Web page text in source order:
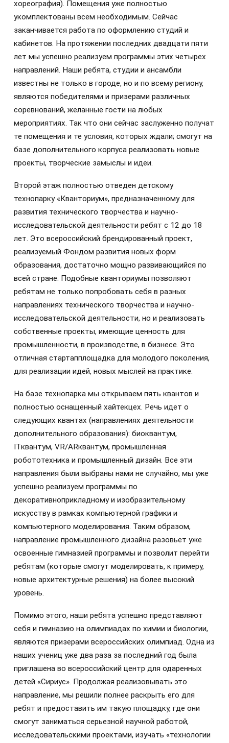
хореография). Помещения уже полностью
укомплектованы всем необходимым. Сейчас
заканчивается работа по оформлению студий и
кабинетов. На протяжении последних двадцати пяти
лет мы успешно реализуем программы этих четырех
направлений. Наши ребята, студии и ансамбли
известны не только в городе, но и по всему региону,
являются победителями и призерами различных
соревнований, желанные гости на любых
мероприятиях. Так что они сейчас заслуженно получат
те помещения и те условия, которых ждали; смогут на
базе дополнительного корпуса реализовать новые
проекты, творческие замыслы и идеи.
Второй этаж полностью отведен детскому
технопарку «Кванториум», предназначенному для
развития технического творчества и научно-
исследовательской деятельности ребят с 12 до 18
лет. Это всероссийский брендированный проект,
реализуемый Фондом развития новых форм
образования, достаточно мощно развивающийся по
всей стране. Подобные кванториумы позволяют
ребятам не только попробовать себя в разных
направлениях технического творчества и научно-
исследовательской деятельности, но и реализовать
собственные проекты, имеющие ценность для
промышленности, в производстве, в бизнесе. Это
отличная стартапплощадка для молодого поколения,
для реализации идей, новых мыслей на практике.
На базе технопарка мы открываем пять квантов и
полностью оснащенный хайтекцех. Речь идет о
следующих квантах (направлениях деятельности
дополнительного образования): биоквантум,
ITквантум, VR/ARквантум, промышленная
робототехника и промышленный дизайн. Все эти
направления были выбраны нами не случайно, мы уже
успешно реализуем программы по
декоративноприкладному и изобразительному
искусству в рамках компьютерной графики и
компьютерного моделирования. Таким образом,
направление промышленного дизайна разовьет уже
освоенные гимназией программы и позволит перейти
ребятам (которые смогут моделировать, к примеру,
новые архитектурные решения) на более высокий
уровень.
Помимо этого, наши ребята успешно представляют
себя и гимназию на олимпиадах по химии и биологии,
являются призерами всероссийских олимпиад. Одна из
наших учениц уже два раза за последний год была
приглашена во всероссийский центр для одаренных
детей «Сириус». Продолжая реализовывать это
направление, мы решили полнее раскрыть его для
ребят и предоставить им такую площадку, где они
смогут заниматься серьезной научной работой,
исследовательскими проектами, изучать «технологии